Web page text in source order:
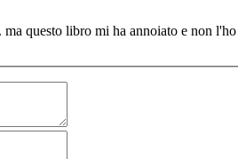
questo libro mi ha annoiato e non